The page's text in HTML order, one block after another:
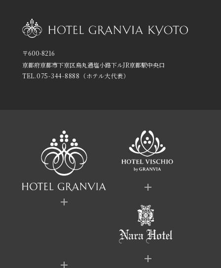
〒600-8216
京都府京都市下京区烏丸通塩小路下ルJR京都駅中央口
TEL.075-344-8888 （ホテル大代表）